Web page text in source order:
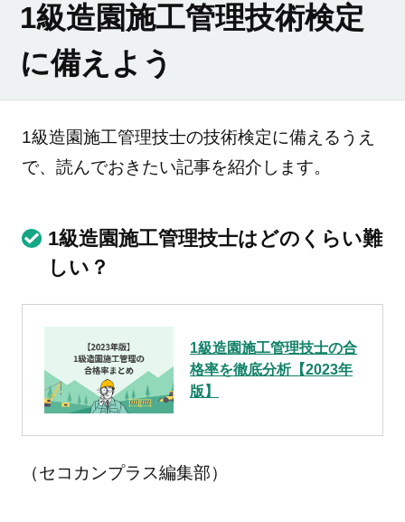
1級造園施工管理技術検定
に備えよう
1級造園施工管理技士の技術検定に備えるうえ
で、読んでおきたい記事を紹介します。
1級造園施工管理技士はどのくらい難
しい？
1級造園施工管理技士の合
格率を徹底分析【2023年
版】
（セコカンプラス編集部）